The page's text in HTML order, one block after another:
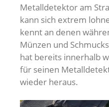
Metalldetektor am
kann sich extrem
kennt an denen
Münzen und
hat bereits innerhalb
für seinen
wieder heraus.